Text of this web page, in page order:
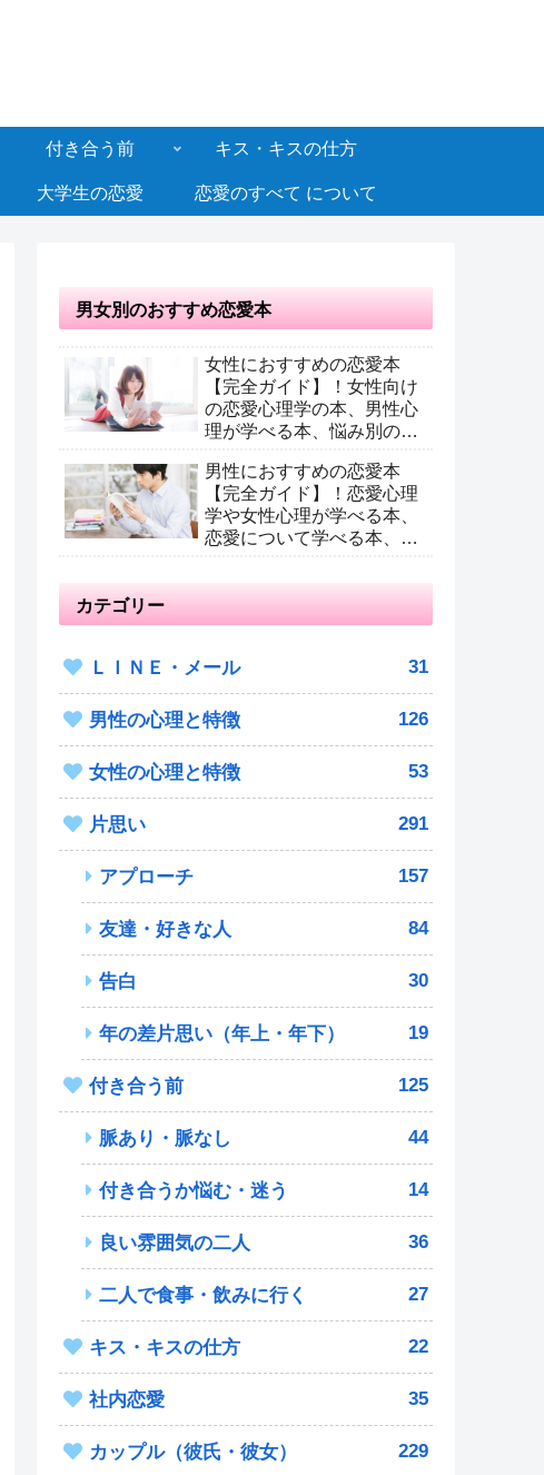
付き合う前 キス・キスの仕方
大学生の恋愛 恋愛のすべて について
男女別のおすすめ恋愛本
女性におすすめの恋愛本
【完全ガイド】！女性向け
の恋愛心理学の本、男性心
理が学べる本、悩み別のお
男性におすすめの恋愛本
【完全ガイド】！恋愛心理
学や女性心理が学べる本、
恋愛について学べる本、男
カテゴリー
ＬＩＮＥ・メール 31
男性の心理と特徴 126
女性の心理と特徴 53
片思い 291
アプローチ 157
友達・好きな人 84
告白 30
年の差片思い（年上・年下） 19
付き合う前 125
脈あり・脈なし 44
付き合うか悩む・迷う 14
良い雰囲気の二人 36
二人で食事・飲みに行く 27
キス・キスの仕方 22
社内恋愛 35
カップル（彼氏・彼女） 229